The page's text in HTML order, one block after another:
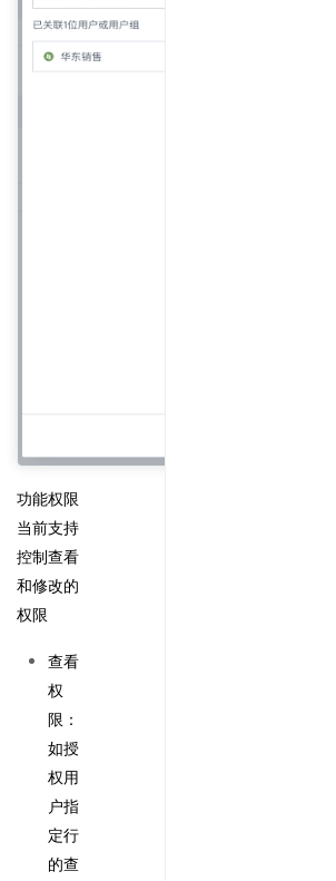
功能权限
当前支持
控制查看
和修改的
权限
查看
权
限：
如授
权用
户指
定行
的查